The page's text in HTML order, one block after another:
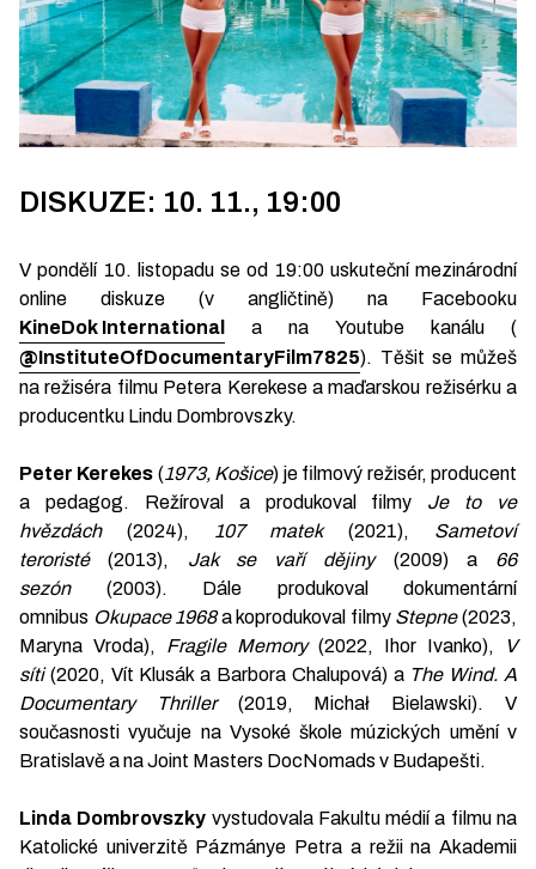
DISKUZE: 10. 11., 19:00
V pondělí 10. listopadu se od 19:00 uskuteční mezinárodní
online diskuze (v angličtině) na Facebooku
KineDok International
a na Youtube kanálu (
@InstituteOfDocumentaryFilm7825). Těšit se můžeš
na režiséra filmu Petera Kerekese a maďarskou režisérku a
producentku Lindu Dombrovszky.
Peter Kerekes (1973, Košice) je filmový režisér, producent
a pedagog. Režíroval a produkoval filmy Je to ve
hvězdách (2024), 107 matek(2021), Sametoví
teroristé(2013), Jak se vaří dějiny (2009) a 66
sezón(2003). Dále produkoval dokumentární
omnibus Okupace 1968a koprodukoval filmy Stepne(2023,
Maryna Vroda), Fragile Memory(2022, Ihor Ivanko),
V
síti(2020, Vít Klusák a Barbora Chalupová) a The Wind. A
Documentary Thriller(2019, Michał Bielawski). V
současnosti vyučuje na Vysoké škole múzických umění v
Bratislavě a na Joint Masters DocNomads v Budapešti.
Linda Dombrovszky vystudovala Fakultu médií a filmu na
Katolické univerzitě Pázmánye Petra a režii na Akademii